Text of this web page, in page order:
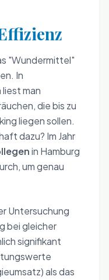
"Wundermittel"
In
man
die bis zu
liegen sollen.
dazu? Im Jahr
in Hamburg
um genau
Untersuchung
bei gleicher
signifikant
als das